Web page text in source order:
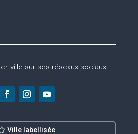
sur ses réseaux sociaux :
Ville labellisée